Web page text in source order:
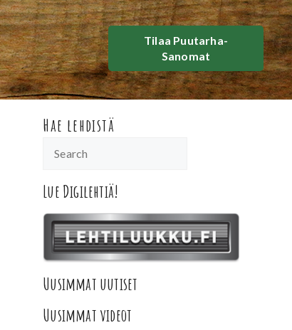
Tilaa Puutarha-
Sanomat
Hae lehdistä
Lue Digilehtiä!
Uusimmat uutiset
Uusimmat videot